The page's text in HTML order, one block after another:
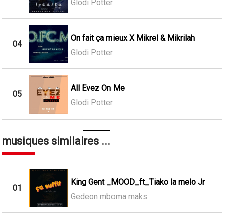
Glodi Potter
04
On fait ça mieux X Mikrel & Mikrilah
Glodi Potter
05
All Evez On Me
Glodi Potter
musiques similaires ...
01
King Gent _MOOD_ft_Tiako la melo Jr
Gedeon mboma maks